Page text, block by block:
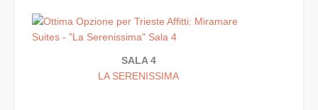
SALA 4
LA SERENISSIMA